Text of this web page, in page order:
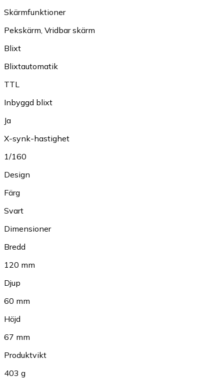
Skärmfunktioner
Pekskärm, Vridbar skärm
Blixt
Blixtautomatik
TTL
Inbyggd blixt
Ja
X-synk-hastighet
1/160
Design
Färg
Svart
Dimensioner
Bredd
120 mm
Djup
60 mm
Höjd
67 mm
Produktvikt
403 g